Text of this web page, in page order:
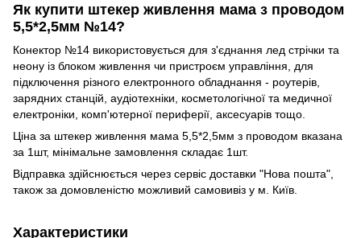
Як купити штекер живлення мама з проводом
5,5*2,5мм №14?
Конектор №14 використовується для з'єднання лед стрічки та
неону із блоком живлення чи пристроєм управління, для
підключення різного електронного обладнання - роутерів,
зарядних станцій, аудіотехніки, косметологічної та медичної
електроніки, комп'ютерної периферії, аксесуарів тощо.
Ціна за штекер живлення мама 5,5*2,5мм з проводом вказана
за 1шт, мінімальне замовлення складає 1шт.
Відправка здійснюється через сервіс доставки "Нова пошта",
також за домовленістю можливий самовивіз у м. Київ.
Характеристики